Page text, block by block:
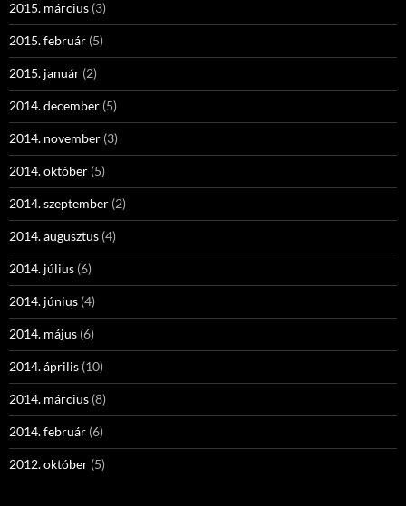
2015. március (3)
2015. február (5)
2015. január (2)
2014. december (5)
2014. november (3)
2014. október (5)
2014. szeptember (2)
2014. augusztus (4)
2014. július (6)
2014. június (4)
2014. május (6)
2014. április (10)
2014. március (8)
2014. február (6)
2012. október (5)